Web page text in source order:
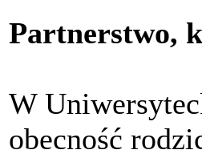
Partnerstwo,
W
obecność